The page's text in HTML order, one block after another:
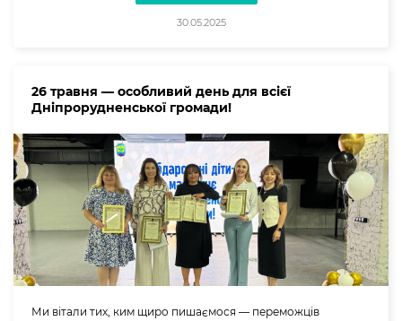
30.05.2025
26 травня — особливий день для всієї
Дніпрорудненської громади!
Ми вітали тих, ким щиро пишаємося — переможців